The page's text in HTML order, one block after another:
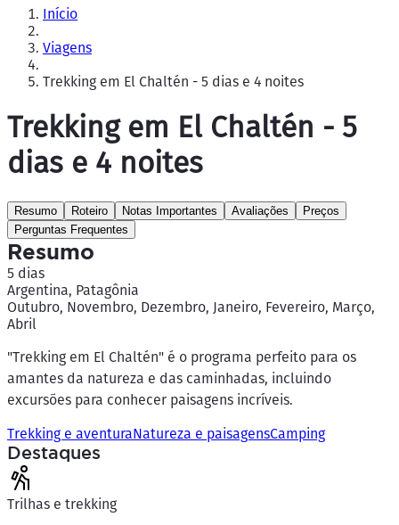
Início
Viagens
Trekking em El Chaltén - 5 dias e 4 noites
Trekking em El Chaltén - 5
dias e 4 noites
Resumo Roteiro Notas Importantes Avaliações
Preços
Perguntas Frequentes
Resumo
5 dias
Argentina, Patagônia
Outubro, Novembro, Dezembro, Janeiro, Fevereiro, Março,
Abril
"Trekking em El Chaltén" é o programa perfeito para os
amantes da natureza e das caminhadas, incluindo
excursões para conhecer paisagens incríveis.
Trekking e aventuraNatureza e paisagensCamping
Destaques
Trilhas e trekking